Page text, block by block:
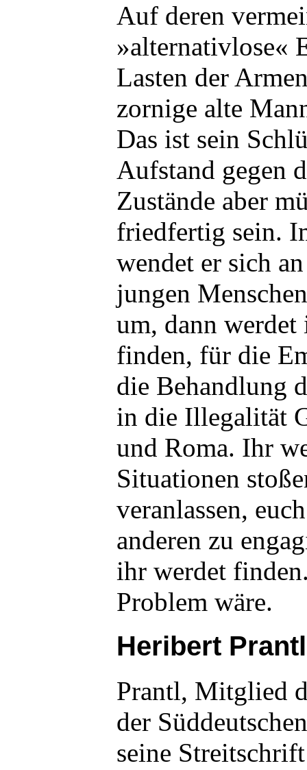
Auf deren
»alternativlose«
Lasten der
zornige alte
Das ist sein
Aufstand gegen
Zustände aber
friedfertig sein.
wendet er sich
jungen
um, dann
finden, für die
die Behandlung
in die Illegalität
und Roma. Ihr
Situationen
veranlassen,
anderen zu
ihr werdet
Problem wäre.
Heribert Prantl
Prantl, Mitglied
der
seine